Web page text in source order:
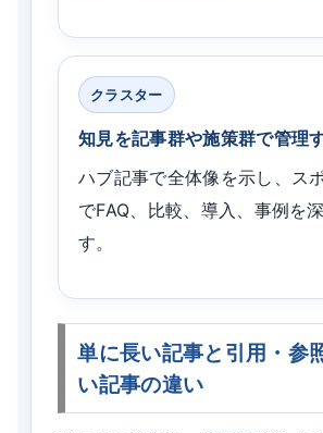
クラスター
知見を記事群や施策群で管理
ハブ記事で全体像を示し、ス
でFAQ、比較、導入、事例を
す。
単に長い記事と引用・参
い記事の違い